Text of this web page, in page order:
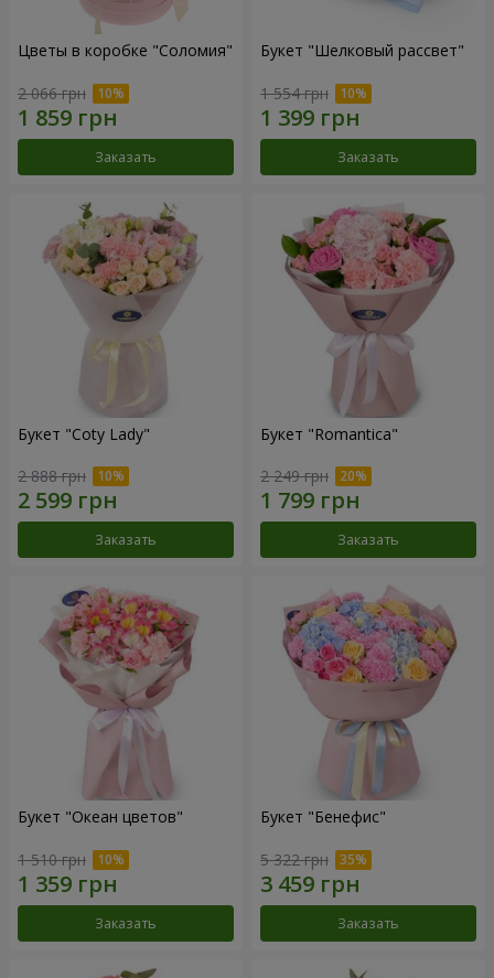
Цветы в коробке "Соломия"
2 066 грн
Заказать
Букет "Шелковый рассвет"
1 554 грн
Заказать
Букет "Coty Lady"
2 888 грн
Заказать
Букет "Romantica"
2 249 грн
Заказать
Букет "Океан цветов"
1 510 грн
Заказать
Букет "Бенефис"
5 322 грн
Заказать